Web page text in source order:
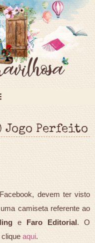
Jogo Perfeito
devem ter visto
camiseta referente ao
eFaro Editorial. O
cliqueaqui.